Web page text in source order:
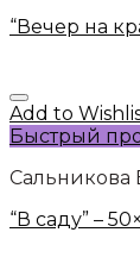
“Вечер на
Add to
Быстрый
Сальникова
“В саду” –